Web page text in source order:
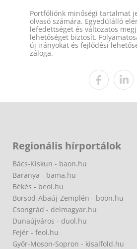
Portfóliónk minőségi tartalmat
olvasó számára. Egyedülálló
lefedettséget és változatos
lehetőséget biztosít.
új irányokat és fejlődési
záloga.
Regionális hírportálok
Bács-Kiskun - baon.hu
Baranya - bama.hu
Békés - beol.hu
Borsod-Abaúj-Zemplén - boon.hu
Csongrád - delmagyar.hu
Dunaújváros - duol.hu
Fejér - feol.hu
Győr-Moson-Sopron - kisalfold.hu